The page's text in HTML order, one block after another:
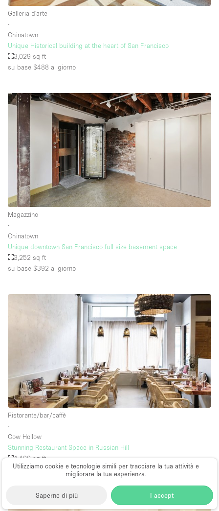
Utilizziamo cookie e tecnologie simili per tracciare la tua attività e
migliorare la tua esperienza.
Saperne di più I accept
Galleria d'arte
∙
Chinatown
Unique Historical building at the heart of San Francisco
3,029 sq ft
su base $488 al giorno
Magazzino
∙
Chinatown
Unique downtown San Francisco full size basement space
3,252 sq ft
su base $392 al giorno
Ristorante/bar/caffè
∙
Cow Hollow
Stunning Restaurant Space in Russian Hill
4,400 sq ft
su base $5,400al giorno